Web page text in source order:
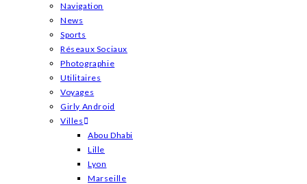
Navigation
News
Sports
Réseaux Sociaux
Photographie
Utilitaires
Voyages
Girly Android
Villes
Abou Dhabi
Lille
Lyon
Marseille